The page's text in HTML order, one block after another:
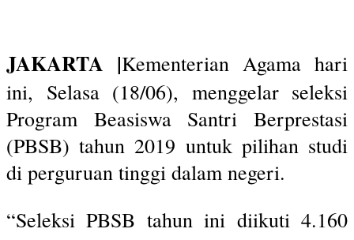
JAKARTA |Kementerian Agama hari
ini, Selasa (18/06), menggelar seleksi
Program Beasiswa Santri Berprestasi
(PBSB) tahun 2019 untuk pilihan studi
di perguruan tinggi dalam negeri.
“Seleksi PBSB tahun ini diikuti 4.160